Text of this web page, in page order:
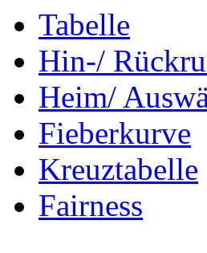
Tabelle
Hin-/
Heim/
Fieberkurve
Kreuztabelle
Fairness